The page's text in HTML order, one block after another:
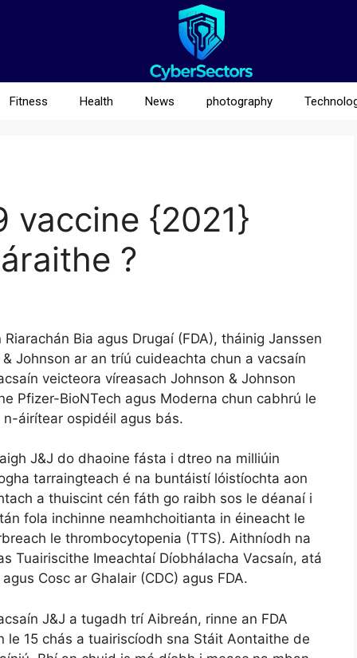
Fitness Health News photography
vaccine {2021}
?
Bia agus Drugaí (FDA), tháinig Janssen
Johnson ar an tríú cuideachta chun a vacsaín
veicteora víreasach Johnson & Johnson
Pfizer-BioNTech agus Moderna chun cabhrú le
áirítear ospidéil agus bás.
J&J do dhaoine fásta i dtreo na milliúin
tarraingteach é na buntáistí lóistíochta aon
a thuiscint cén fáth go raibh sos le déanaí i
fola inchinne neamhchoitianta in éineacht le
le thrombocytopenia (TTS). Aithníodh na
Tuairiscithe Imeachtaí Díobhálacha Vacsaín, atá
Cosc ar Ghalair (CDC) agus FDA.
J&J a tugadh trí Aibreán, rinne an FDA
le 15 chás a tuairiscíodh sna Stáit Aontaithe de